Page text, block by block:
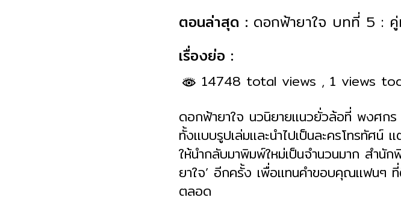
ตอนล่าสุด : ดอกฟ้ายาใจ บทที่ 5 :
เรื่องย่อ :
14748 total views , 1 views
ดอกฟ้ายาใจ นวนิยายแนวยั่วล้อที่ พงศกร
ทั้งแบบรูปเล่มและนำไปเป็นละครโทรทัศน์
ให้นำกลับมาพิมพ์ใหม่เป็นจำนวนมาก สำ
ยาใจ’ อีกครั้ง เพื่อแทนคำขอบคุณแฟนๆ ที่
ตลอด